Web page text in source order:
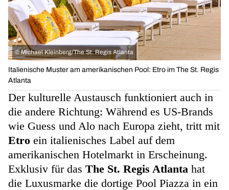
© Michael Kleinberg/The St. Regis Atlanta
Italienische Muster am amerikanischen Pool: Etro im The St. Regis
Atlanta
Der kulturelle Austausch funktioniert auch in
die andere Richtung: Während es US-Brands
wie Guess und Alo nach Europa zieht, tritt mit
Etro ein italienisches Label auf dem
amerikanischen Hotelmarkt in Erscheinung.
Exklusiv für das The St. Regis Atlanta hat
die Luxusmarke die dortige Pool Piazza in ein